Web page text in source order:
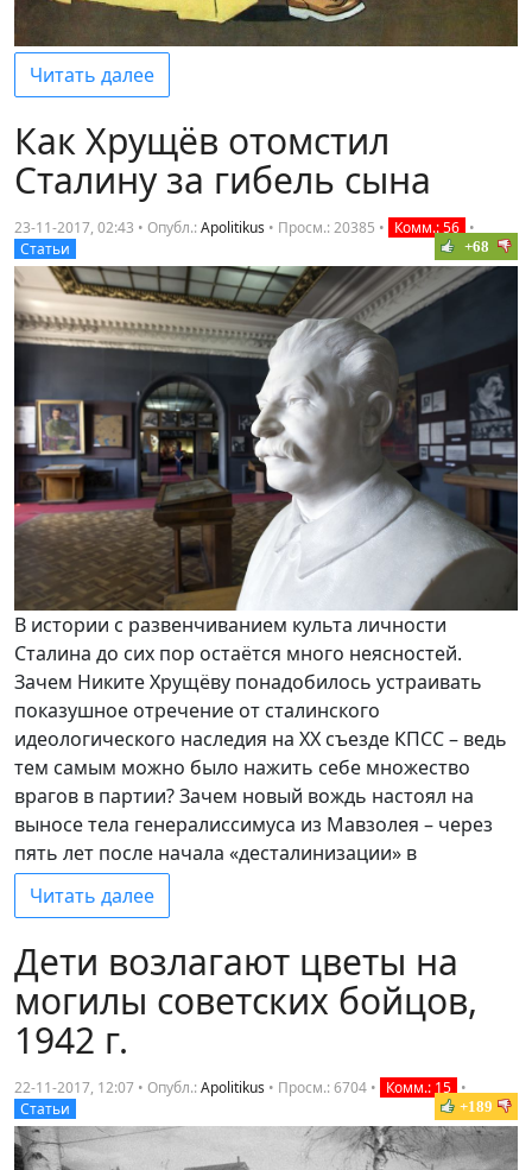
Читать далее
Как Хрущёв отомстил
Сталину за гибель сына
23-11-2017, 02:43 • Опубл.:Apolitikus • Просм.: 20385 • Комм.: 56 •
Статьи
+68
В истории с развенчиванием культа личности
Сталина до сих пор остаётся много неясностей.
Зачем Никите Хрущёву понадобилось устраивать
показушное отречение от сталинского
идеологического наследия на ХХ съезде КПСС – ведь
тем самым можно было нажить себе множество
врагов в партии? Зачем новый вождь настоял на
выносе тела генералиссимуса из Мавзолея – через
пять лет после начала «десталинизации» в
Читать далее
Дети возлагают цветы на
могилы советских бойцов,
1942 г.
22-11-2017, 12:07 • Опубл.:Apolitikus • Просм.: 6704 • Комм.: 15 •
Статьи
+189